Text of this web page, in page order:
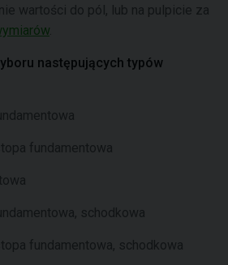
wartości do pól, lub na pulpicie za
następujących typów
fundamentowa
schodkowa
fundamentowa, schodkowa